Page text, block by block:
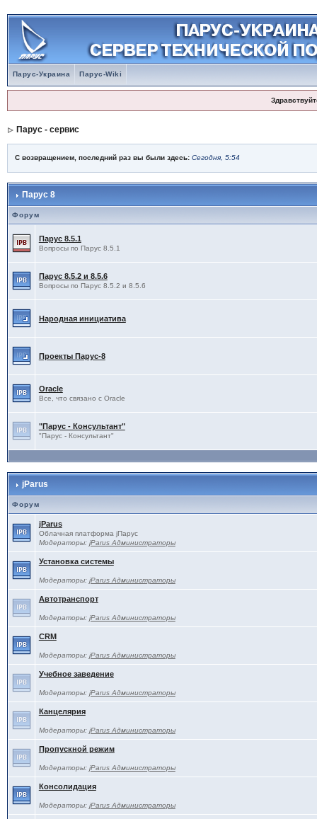
Парус-Украина Парус-Wiki
Парус - сервис
С возвращением, последний раз вы были здесь: Сегодня, 5:54
Парус 8
Форум
Парус 8.5.1
Вопросы по Парус 8.5.1
Парус 8.5.2 и 8.5.6
Вопросы по Парус 8.5.2 и 8.5.6
Народная инициатива
Проекты Паруc-8
Oracle
Все, что связано с Oracle
"Парус - Консультант"
"Парус - Консультант"
jParus
Форум
jParus
Облачная платформа jПарус
Модераторы: jParus Администраторы
Установка системы
Модераторы: jParus Администраторы
Автотранспорт
Модераторы: jParus Администраторы
CRM
Модераторы: jParus Администраторы
Учебное заведение
Модераторы: jParus Администраторы
Канцелярия
Модераторы: jParus Администраторы
Пропускной режим
Модераторы: jParus Администраторы
Консолидация
Модераторы: jParus Администраторы